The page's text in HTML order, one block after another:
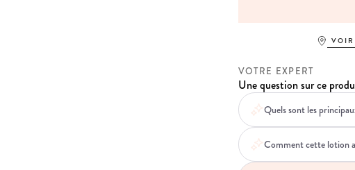
VOTRE EXPERT
Une question sur ce
Quels sont les
Comment cette lotion